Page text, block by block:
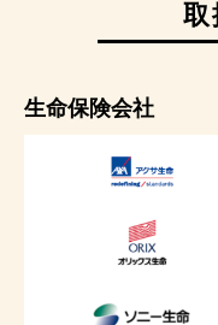
取
生命保険会社